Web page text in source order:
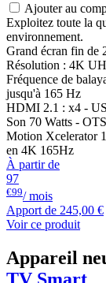
Ajouter au
Exploitez toute la
environnement.
Grand écran fin de
Résolution : 4K
Fréquence de
jusqu'à 165 Hz
HDMI 2.1 : x4 -
Son 70 Watts -
Motion Xcelerator
en 4K 165Hz
À partir de
97
€99/ mois
Apport de 245,00 €
Voir ce produit
Appareil